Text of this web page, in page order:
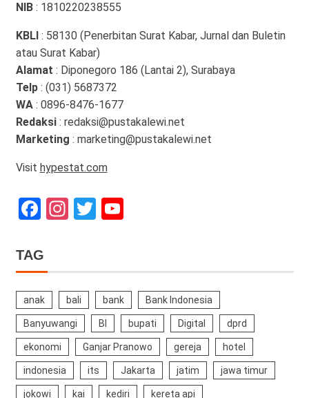
NIB : 1810220238555
KBLI : 58130 (Penerbitan Surat Kabar, Jurnal dan Buletin
atau Surat Kabar)
Alamat : Diponegoro 186 (Lantai 2), Surabaya
Telp: (031) 5687372
WA: 0896-8476-1677
Redaksi: redaksi@pustakalewi.net
Marketing : marketing@pustakalewi.net
Visit hypestat.com
Facebook
Instagram
TwitterYouTube
TAG
anak bali bank Bank Indonesia
Banyuwangi BI bupati Digital dprd
ekonomi Ganjar Pranowo gereja hotel
indonesia its Jakarta jatim jawa timur
jokowi kai kediri kereta api